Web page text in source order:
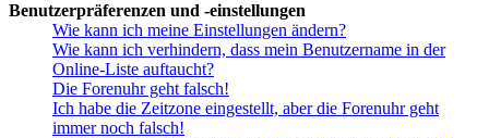
Benutzerpräferenzen und -einstellungen
Wie kann ich meine Einstellungen ändern?
Wie kann ich verhindern, dass mein Benutzername in der
Online-Liste auftaucht?
Die Forenuhr geht falsch!
Ich habe die Zeitzone eingestellt, aber die Forenuhr geht
immer noch falsch!